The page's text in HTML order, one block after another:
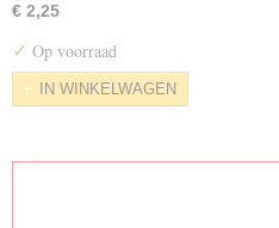
€ 2,25
✓ Op voorraad
IN WINKELWAGEN